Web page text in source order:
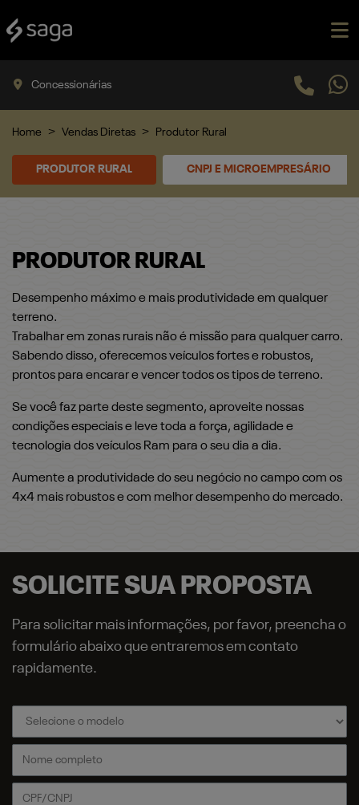
Concessionárias
Home Vendas Diretas Produtor Rural
CNPJ E MICROEMPRESÁRIO
PRODUTOR RURAL
PRODUTOR RURAL
Desempenho máximo e mais produtividade em qualquer
terreno.
Trabalhar em zonas rurais não é missão para qualquer carro.
Sabendo disso, oferecemos veículos fortes e robustos,
prontos para encarar e vencer todos os tipos de terreno.
Se você faz parte deste segmento, aproveite nossas
condições especiais e leve toda a força, agilidade e
tecnologia dos veículos Ram para o seu dia a dia.
Aumente a produtividade do seu negócio no campo com os
4x4 mais robustos e com melhor desempenho do mercado.
SOLICITE SUA PROPOSTA
Para solicitar mais informações, por favor, preencha o
formulário abaixo que entraremos em contato
rapidamente.